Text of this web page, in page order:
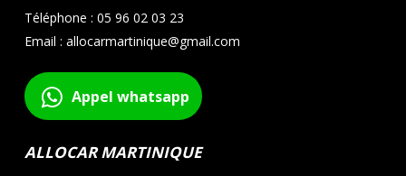
Téléphone : 05 96 02 03 23
Email : allocarmartinique@gmail.com
Appel whatsapp
ALLOCAR MARTINIQUE